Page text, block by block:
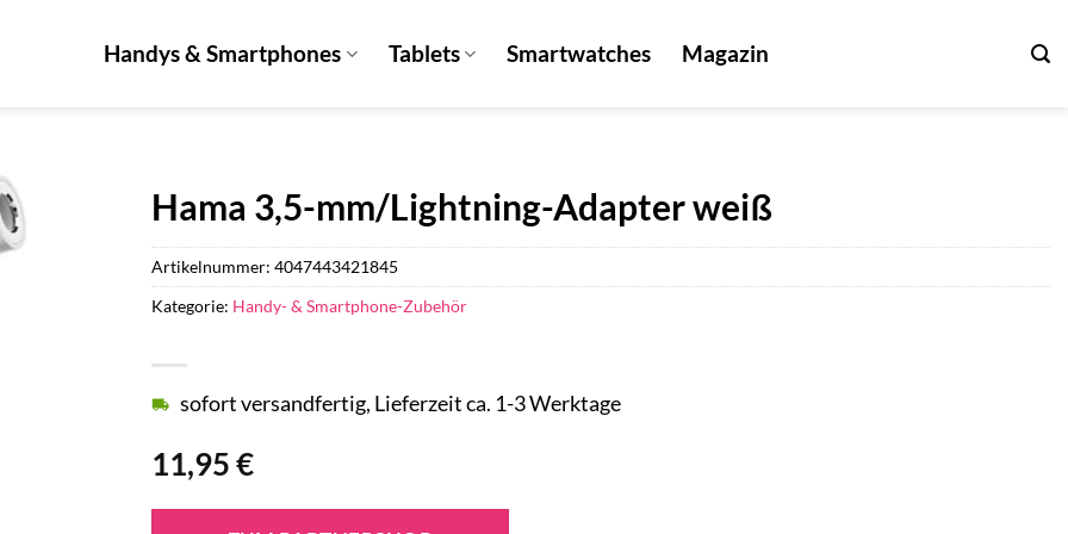
Handys & Smartphones Tablets Smartwatches Magazin
Hama 3,5-mm/Lightning-Adapter weiß
11,95€
sofort versandfertig, Lieferzeit ca. 1-3 Werktage
Artikelnummer: 4047443421845
Kategorie: Handy- & Smartphone-Zubehör